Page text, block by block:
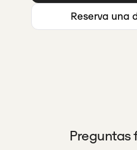
Reserva una
Preguntas